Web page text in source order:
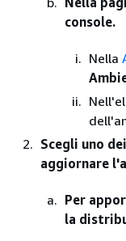
console.
Nella
Scegli uno
aggiornare
Per
la